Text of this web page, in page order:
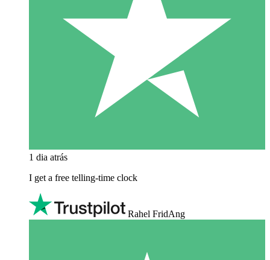
1 dia atrás
I get a free telling-time clock
Rahel FridAng